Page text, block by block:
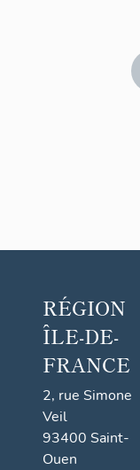
RÉGION
ÎLE-DE-
FRANCE
2, rue Simone
Veil
93400 Saint-
Ouen